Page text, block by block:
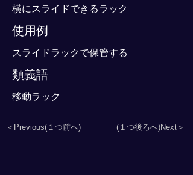
横にスライドできるラック
使用例
スライドラックで保管する
類義語
移動ラック
＜Previous(１つ前へ) (１つ後ろへ)Next＞